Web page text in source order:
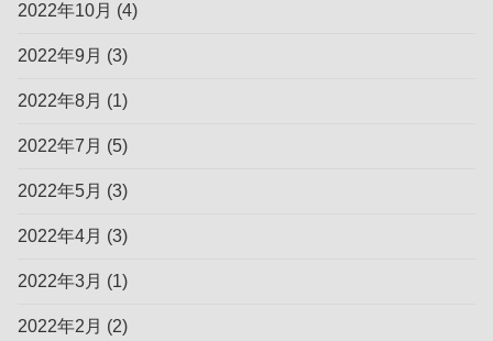
2022年10月 (4)
2022年9月 (3)
2022年8月 (1)
2022年7月 (5)
2022年5月 (3)
2022年4月 (3)
2022年3月 (1)
2022年2月 (2)